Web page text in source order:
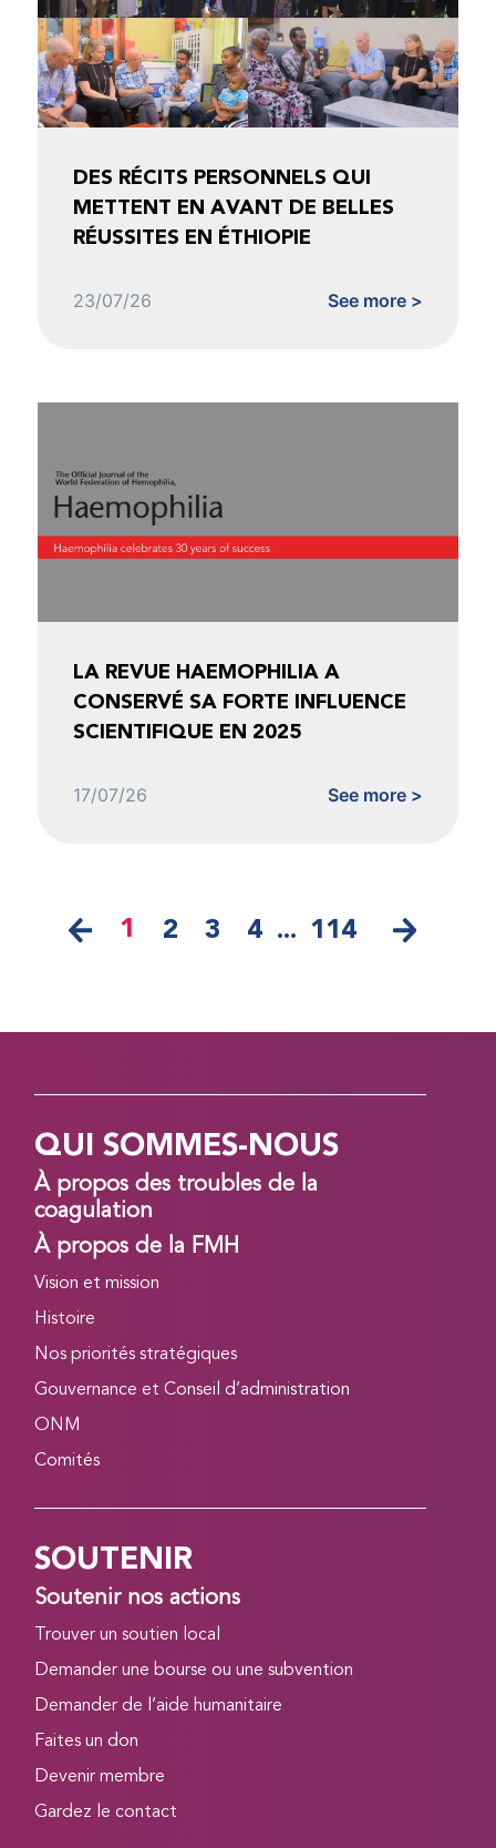
DES RÉCITS PERSONNELS QUI
METTENT EN AVANT DE BELLES
RÉUSSITES EN ÉTHIOPIE
23/07/26 See more >
LA REVUE HAEMOPHILIA A
CONSERVÉ SA FORTE INFLUENCE
SCIENTIFIQUE EN 2025
17/07/26 See more >
1 2 3 4 ... 114
QUI SOMMES-NOUS
À propos des troubles de la
coagulation
À propos de la FMH
Vision et mission
Histoire
Nos priorités stratégiques
Gouvernance et Conseil d’administration
ONM
Comités
SOUTENIR
Soutenir nos actions
Trouver un soutien local
Demander une bourse ou une subvention
Demander de l’aide humanitaire
Faites un don
Devenir membre
Gardez le contact